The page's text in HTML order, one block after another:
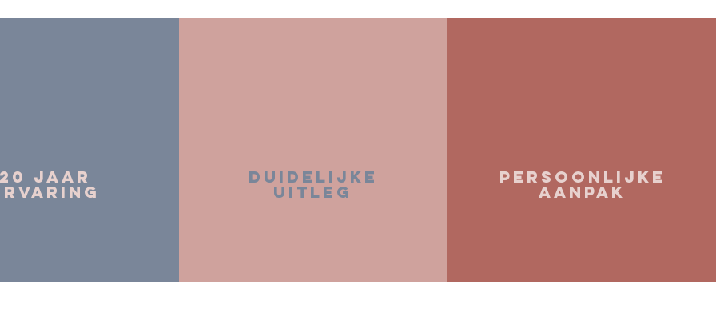
20 JAAR DUIDELIJKE
UITLEG
PERSOONLIJKE
AANPAK